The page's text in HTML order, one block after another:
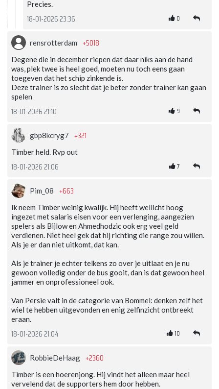
Precies.
18-01-2026 23:36 0
rensrotterdam +5018
Degene die in december riepen dat daar niks aan de hand
was, plek twee is heel goed, moeten nu toch eens gaan
toegeven dat het schip zinkende is.
Deze trainer is zo slecht dat je beter zonder trainer kan gaan
spelen
18-01-2026 21:10 9
gbp8kcryg7 +321
Timber held. Rvp out
18-01-2026 21:06 7
Pim_08 +663
Ik neem Timber weinig kwalijk. Hij heeft wellicht hoog
ingezet met salaris eisen voor een verlenging, aangezien
spelers als Bijlow en Ahmedhodzic ook erg veel geld
verdienen. Niet heel gek dat hij richting die range zou willen.
Als je er dan niet uitkomt, dat kan.
Als je trainer je echter telkens zo over je uitlaat en je nu
gewoon volledig onder de bus gooit, dan is dat gewoon heel
jammer en onprofessioneel ook.
Van Persie valt in de categorie van Bommel: denken zelf het
wiel te hebben uitgevonden en enig zelfinzicht ontbreekt
eraan.
18-01-2026 21:04 10
RobbieDeHaag +2360
Timber is een hoerenjong. Hij vindt het alleen maar heel
vervelend dat de supporters hem door hebben.